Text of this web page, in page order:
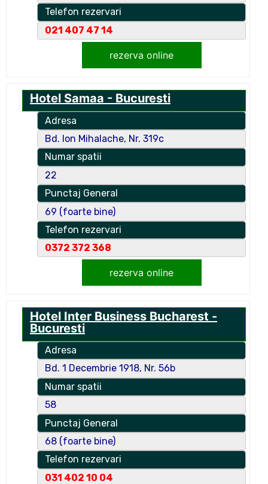
Telefon rezervari
021 407 47 14
rezerva online
Hotel Samaa - Bucuresti
Adresa
Bd. Ion Mihalache, Nr. 319c
Numar spatii
22
Punctaj General
69 (foarte bine)
Telefon rezervari
0372 372 368
rezerva online
Hotel Inter Business Bucharest -
Bucuresti
Adresa
Bd. 1 Decembrie 1918, Nr. 56b
Numar spatii
58
Punctaj General
68 (foarte bine)
Telefon rezervari
031 402 10 04